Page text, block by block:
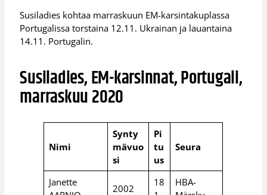
Susiladies kohtaa marraskuun EM-karsintakuplassa
Portugalissa torstaina 12.11. Ukrainan ja lauantaina
14.11. Portugalin.
Susiladies, EM-karsinnat, Portugali,
marraskuu 2020
Nimi
Synty
mävuo
si
Pi
tu
us
Seura
Janette
2002
18
HBA-